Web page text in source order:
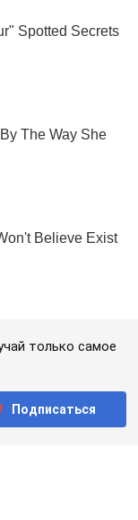
только самое
Подписаться